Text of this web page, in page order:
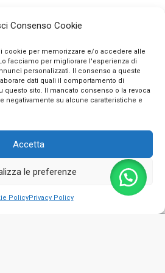
Consenso Cookie
cookie per memorizzare e/o accedere alle
facciamo per migliorare l'esperienza di
personalizzati. Il consenso a queste
dati quali il comportamento di
questo sito. Il mancato consenso o la revoca
negativamente su alcune caratteristiche e
Accetta
le preferenze
PolicyPrivacy Policy